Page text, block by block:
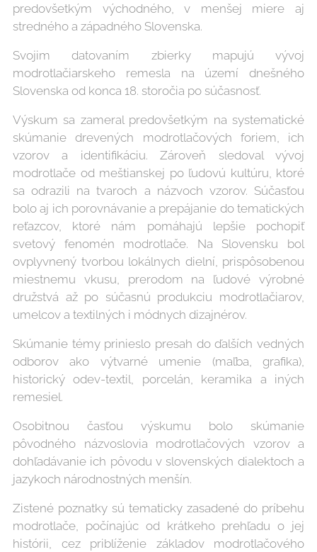
predovšetkým východného, v menšej miere aj
stredného a západného Slovenska.
Svojim datovaním zbierky mapujú vývoj
modrotlačiarskeho remesla na území dnešného
Slovenska od konca 18. storočia po súčasnosť.
Výskum sa zameral predovšetkým na systematické
skúmanie drevených modrotlačových foriem, ich
vzorov a identifikáciu. Zároveň sledoval vývoj
modrotlače od meštianskej po ľudovú kultúru, ktoré
sa odrazili na tvaroch a názvoch vzorov. Súčasťou
bolo aj ich porovnávanie a prepájanie do tematických
reťazcov, ktoré nám pomáhajú lepšie pochopiť
svetový fenomén modrotlače. Na Slovensku bol
ovplyvnený tvorbou lokálnych dielní, prispôsobenou
miestnemu vkusu, prerodom na ľudové výrobné
družstvá až po súčasnú produkciu modrotlačiarov,
umelcov a textilných i módnych dizajnérov.
Skúmanie témy prinieslo presah do ďalších vedných
odborov ako výtvarné umenie (maľba, grafika),
historický odev-textil, porcelán, keramika a iných
remesiel.
Osobitnou časťou výskumu bolo skúmanie
pôvodného názvoslovia modrotlačových vzorov a
dohľadávanie ich pôvodu v slovenských dialektoch a
jazykoch národnostných menšín.
Zistené poznatky sú tematicky zasadené do príbehu
modrotlače, počínajúc od krátkeho prehľadu o jej
histórii, cez priblíženie základov modrotlačového